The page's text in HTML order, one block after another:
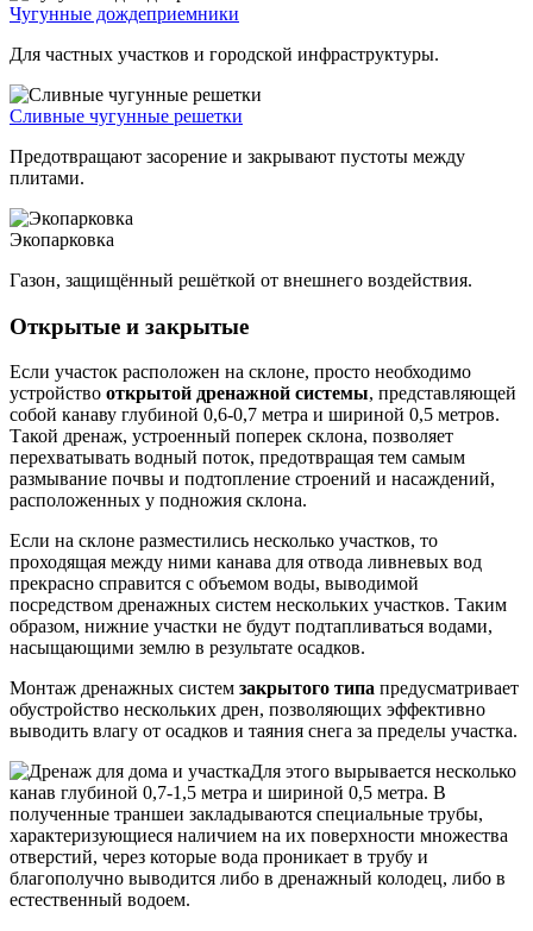
Чугунные дождеприемники
Для частных участков и городской инфраструктуры.
Сливные чугунные решетки
Предотвращают засорение и закрывают пустоты между
плитами.
Экопарковка
Газон, защищённый решёткой от внешнего воздействия.
Открытые и закрытые
Если участок расположен на склоне, просто необходимо
устройство открытой дренажной системы, представляющей
собой канаву глубиной 0,6-0,7 метра и шириной 0,5 метров.
Такой дренаж, устроенный поперек склона, позволяет
перехватывать водный поток, предотвращая тем самым
размывание почвы и подтопление строений и насаждений,
расположенных у подножия склона.
Если на склоне разместились несколько участков, то
проходящая между ними канава для отвода ливневых вод
прекрасно справится с объемом воды, выводимой
посредством дренажных систем нескольких участков. Таким
образом, нижние участки не будут подтапливаться водами,
насыщающими землю в результате осадков.
Монтаж дренажных систем закрытого типа предусматривает
обустройство нескольких дрен, позволяющих эффективно
выводить влагу от осадков и таяния снега за пределы участка.
Для этого вырывается несколько
канав глубиной 0,7-1,5 метра и шириной 0,5 метра. В
полученные траншеи закладываются специальные трубы,
характеризующиеся наличием на их поверхности множества
отверстий, через которые вода проникает в трубу и
благополучно выводится либо в дренажный колодец, либо в
естественный водоем.